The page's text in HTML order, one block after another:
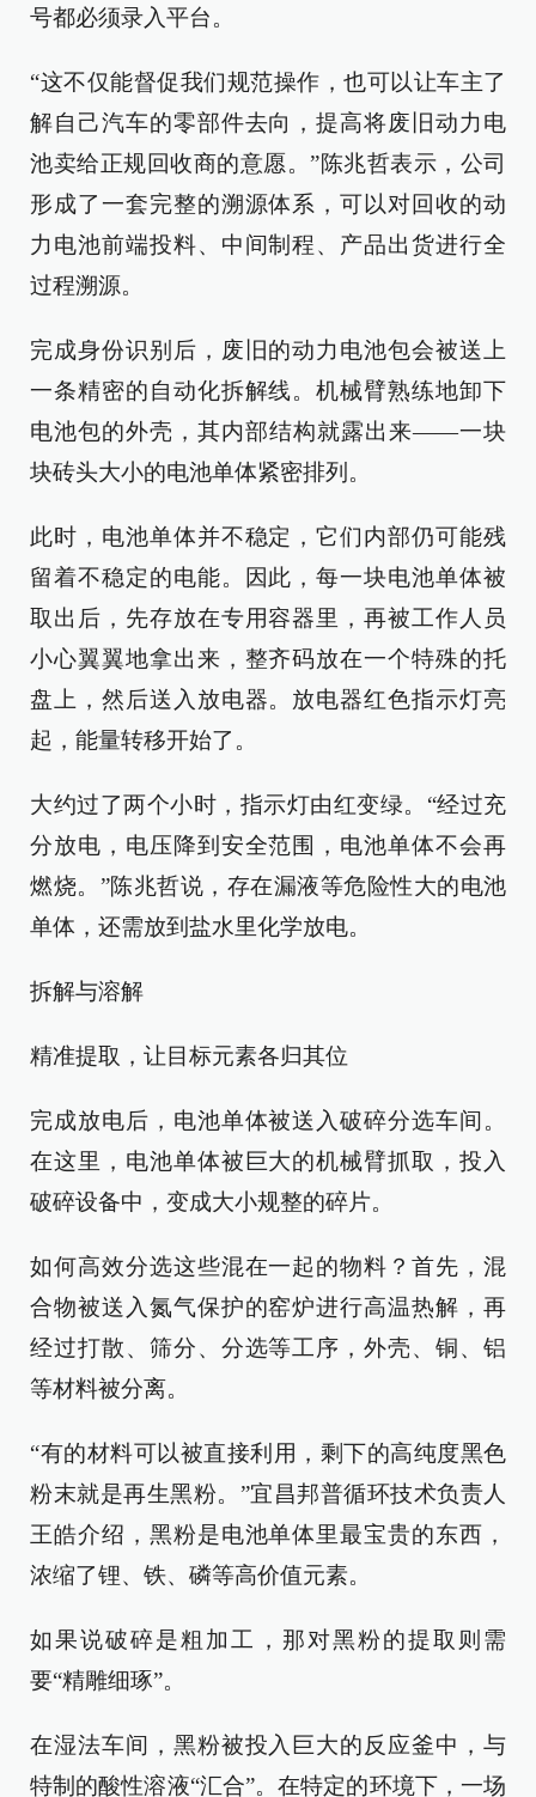
号都必须录入平台。
“这不仅能督促我们规范操作，也可以让车主了
解自己汽车的零部件去向，提高将废旧动力电
池卖给正规回收商的意愿。”陈兆哲表示，公司
形成了一套完整的溯源体系，可以对回收的动
力电池前端投料、中间制程、产品出货进行全
过程溯源。
完成身份识别后，废旧的动力电池包会被送上
一条精密的自动化拆解线。机械臂熟练地卸下
电池包的外壳，其内部结构就露出来——一块
块砖头大小的电池单体紧密排列。
此时，电池单体并不稳定，它们内部仍可能残
留着不稳定的电能。因此，每一块电池单体被
取出后，先存放在专用容器里，再被工作人员
小心翼翼地拿出来，整齐码放在一个特殊的托
盘上，然后送入放电器。放电器红色指示灯亮
起，能量转移开始了。
大约过了两个小时，指示灯由红变绿。“经过充
分放电，电压降到安全范围，电池单体不会再
燃烧。”陈兆哲说，存在漏液等危险性大的电池
单体，还需放到盐水里化学放电。
拆解与溶解
精准提取，让目标元素各归其位
完成放电后，电池单体被送入破碎分选车间。
在这里，电池单体被巨大的机械臂抓取，投入
破碎设备中，变成大小规整的碎片。
如何高效分选这些混在一起的物料？首先，混
合物被送入氮气保护的窑炉进行高温热解，再
经过打散、筛分、分选等工序，外壳、铜、铝
等材料被分离。
“有的材料可以被直接利用，剩下的高纯度黑色
粉末就是再生黑粉。”宜昌邦普循环技术负责人
王皓介绍，黑粉是电池单体里最宝贵的东西，
浓缩了锂、铁、磷等高价值元素。
如果说破碎是粗加工，那对黑粉的提取则需
要“精雕细琢”。
在湿法车间，黑粉被投入巨大的反应釜中，与
特制的酸性溶液“汇合”。在特定的环境下，一场